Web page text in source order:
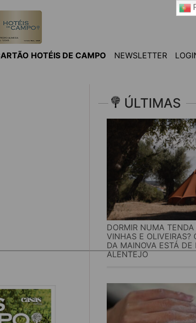
HOTÉIS DE CAMPO NEWSLETTER
ÚLTIMAS
DORMIR NUMA
VINHAS E OLIVEIRAS?
DA MAINOVA ESTÁ DE
ALENTEJO